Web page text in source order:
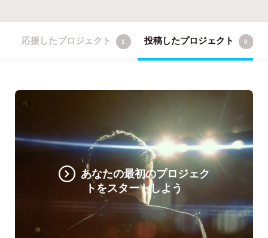
応援したプロジェクト 1 投稿したプロジェクト 0
あなたの最初のプロジェク
トをスタートしよう